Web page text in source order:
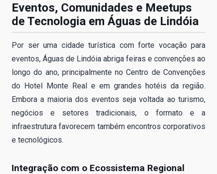
Eventos, Comunidades e Meetups
de Tecnologia em Águas de Lindóia
Por ser uma cidade turística com forte vocação para
eventos, Águas de Lindóia abriga feiras e convenções ao
longo do ano, principalmente no Centro de Convenções
do Hotel Monte Real e em grandes hotéis da região.
Embora a maioria dos eventos seja voltada ao turismo,
negócios e setores tradicionais, o formato e a
infraestrutura favorecem também encontros corporativos
e tecnológicos.
Integração com o Ecossistema Regional